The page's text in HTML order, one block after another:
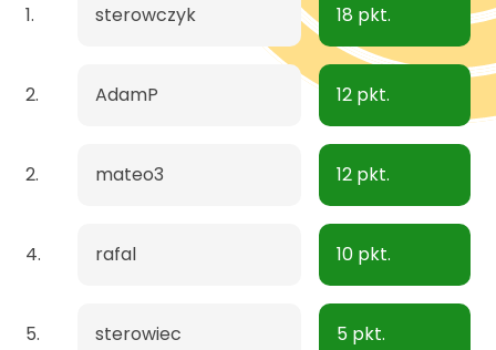
1. sterowczyk 18 pkt.
2. AdamP 12 pkt.
2. mateo3 12 pkt.
4. rafal 10 pkt.
5. sterowiec 5 pkt.